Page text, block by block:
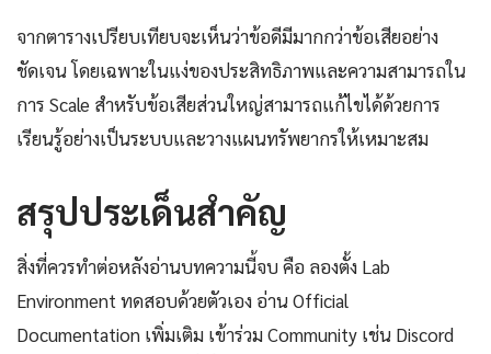
จากตารางเปรียบเทียบจะเห็นว่าข้อดีมีมากกว่าข้อเสียอย่าง
ชัดเจน โดยเฉพาะในแง่ของประสิทธิภาพและความสามารถใน
การ Scale สำหรับข้อเสียส่วนใหญ่สามารถแก้ไขได้ด้วยการ
เรียนรู้อย่างเป็นระบบและวางแผนทรัพยากรให้เหมาะสม
สรุปประเด็นสำคัญ
สิ่งที่ควรทำต่อหลังอ่านบทความนี้จบ คือ ลองตั้ง Lab
Environment ทดสอบด้วยตัวเอง อ่าน Official
Documentation เพิ่มเติม เข้าร่วม Community เช่น Discord